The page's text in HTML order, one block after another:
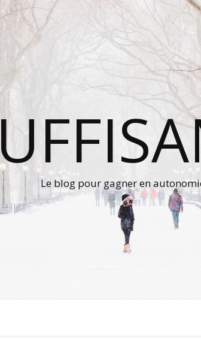
Le blog pour gagner en